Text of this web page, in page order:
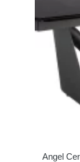
Angel